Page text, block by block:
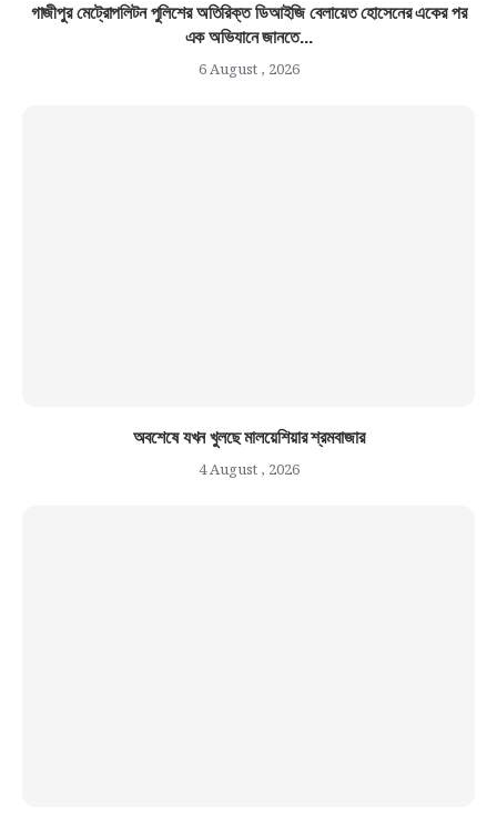
গাজীপুর মেট্রোপলিটন পুলিশের অতিরিক্ত ডিআইজি বেলায়েত হোসেনের একের পর
এক অভিযানে জানতে...
6 August , 2026
অবশেষে যখন খুলছে মালয়েশিয়ার শ্রমবাজার
4 August , 2026